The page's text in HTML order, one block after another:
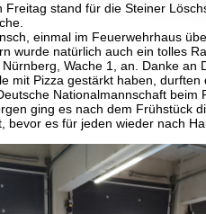
Freitag stand für die Steiner
einmal im Feuerwehrhaus
wurde natürlich auch ein tolles
Wache 1, an. Danke an
mit Pizza gestärkt haben,
Nationalmannschaft beim
ging es nach dem Frühstück
bevor es für jeden wieder nach